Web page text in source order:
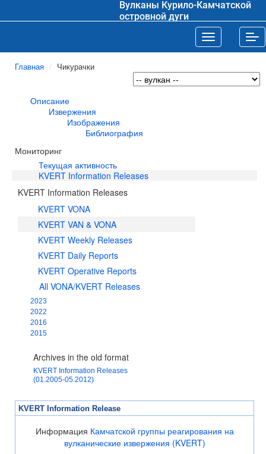
Вулканы Курило-Камчатской
островной дуги
Toggle
Главная Чикурачки
Описание
Извержения
Изображения
Библиография
Мониторинг
Текущая активность
KVERT Information Releases
KVERT Information Releases
KVERT VONA
KVERT VAN & VONA
KVERT Weekly Releases
KVERT Daily Reports
KVERT Operative Reports
All VONA/KVERT Releases
2023
2022
2016
2015
Archives in the old format
KVERT Information Releases
(01.2005-05.2012)
KVERT Information Release
Информация Камчатской группы реагирования на
вулканические извержения (KVERT)